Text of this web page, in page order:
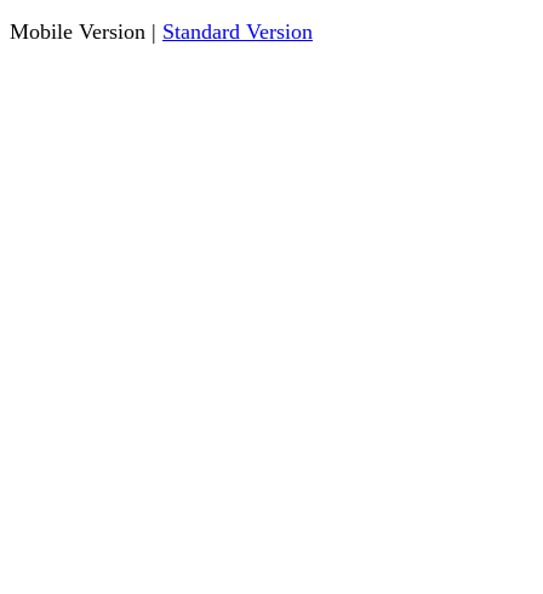
Mobile Version | Standard Version